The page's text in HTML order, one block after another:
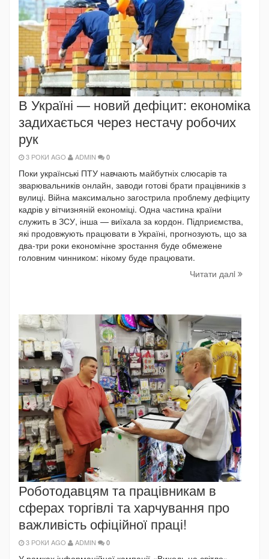
В Україні — новий дефіцит: економіка
задихається через нестачу робочих
рук
3 РОКИ AGO ADMIN 0
Поки українські ПТУ навчають майбутніх слюсарів та
зварювальників онлайн, заводи готові брати працівників з
вулиці. Війна максимально загострила проблему дефіциту
кадрів у вітчизняній економіці. Одна частина країни
служить в ЗСУ, інша — виїхала за кордон. Підприємства,
які продовжують працювати в Україні, прогнозують, що за
два-три роки економічне зростання буде обмежене
головним чинником: нікому буде працювати.
Читати далi
Роботодавцям та працівникам в
сферах торгівлі та харчування про
важливість офіційної праці!
3 РОКИ AGO ADMIN 0